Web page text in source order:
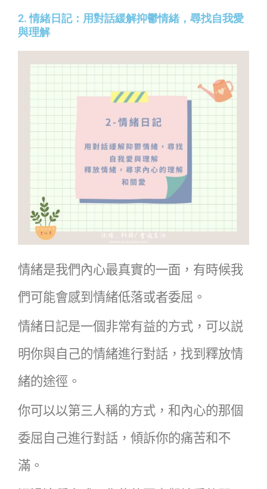
2. 情緒日記：用對話緩解抑鬱情緒，尋找自我愛
與理解
情緒是我們內心最真實的一面，有時候我
們可能會感到情緒低落或者委屈。
情緒日記是一個非常有益的方式，可以説
明你與自己的情緒進行對話，找到釋放情
緒的途徑。
你可以以第三人稱的方式，和內心的那個
委屈自己進行對話，傾訴你的痛苦和不
滿。